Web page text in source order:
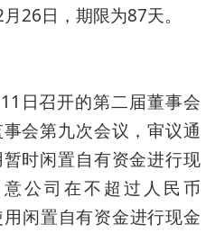
26日，期限为87天。
日召开的第二届董事会
会第九次会议，审议通
时闲置自有资金进行现
公司在不超过人民币
闲置自有资金进行现金